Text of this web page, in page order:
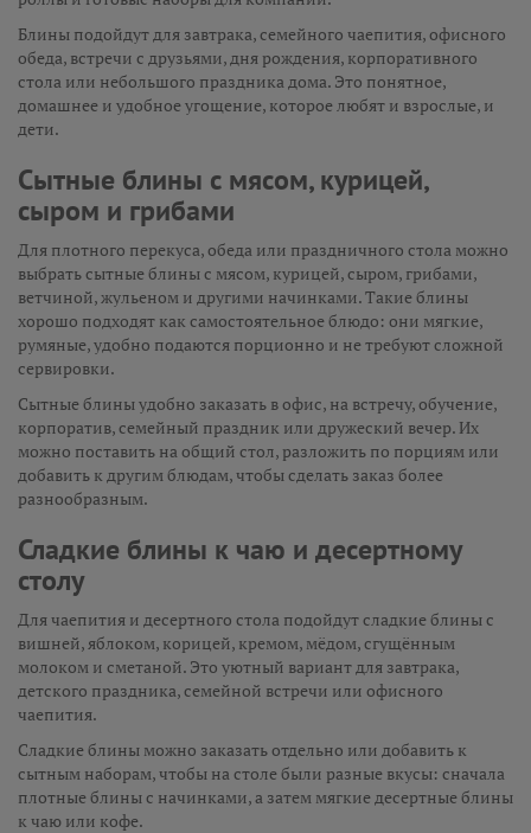
Блины подойдут для завтрака, семейного чаепития, офисного
обеда, встречи с друзьями, дня рождения, корпоративного
стола или небольшого праздника дома. Это понятное,
домашнее и удобное угощение, которое любят и взрослые, и
дети.
Сытные блины с мясом, курицей,
сыром и грибами
Для плотного перекуса, обеда или праздничного стола можно
выбрать сытные блины с мясом, курицей, сыром, грибами,
ветчиной, жульеном и другими начинками. Такие блины
хорошо подходят как самостоятельное блюдо: они мягкие,
румяные, удобно подаются порционно и не требуют сложной
сервировки.
Сытные блины удобно заказать в офис, на встречу, обучение,
корпоратив, семейный праздник или дружеский вечер. Их
можно поставить на общий стол, разложить по порциям или
добавить к другим блюдам, чтобы сделать заказ более
разнообразным.
Сладкие блины к чаю и десертному
столу
Для чаепития и десертного стола подойдут сладкие блины с
вишней, яблоком, корицей, кремом, мёдом, сгущённым
молоком и сметаной. Это уютный вариант для завтрака,
детского праздника, семейной встречи или офисного
чаепития.
Сладкие блины можно заказать отдельно или добавить к
сытным наборам, чтобы на столе были разные вкусы: сначала
плотные блины с начинками, а затем мягкие десертные блины
к чаю или кофе.